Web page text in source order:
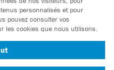
Numéro d’article:
En tant que membre
Devenir
personnalisés et pour
pouvez consulter vos
les cookies que nous utilisons.